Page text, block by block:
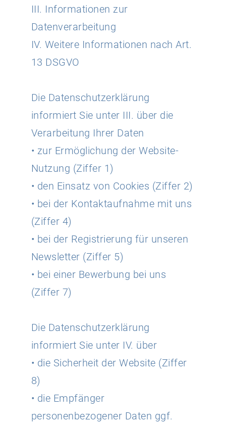
III. Informationen zur
Datenverarbeitung
IV. Weitere Informationen nach Art.
13 DSGVO
Die Datenschutzerklärung
informiert Sie unter III. über die
Verarbeitung Ihrer Daten
• zur Ermöglichung der Website-
Nutzung (Ziffer 1)
• den Einsatz von Cookies (Ziffer 2)
• bei der Kontaktaufnahme mit uns
(Ziffer 4)
• bei der Registrierung für unseren
Newsletter (Ziffer 5)
• bei einer Bewerbung bei uns
(Ziffer 7)
Die Datenschutzerklärung
informiert Sie unter IV. über
• die Sicherheit der Website (Ziffer
8)
• die Empfänger
personenbezogener Daten ggf.